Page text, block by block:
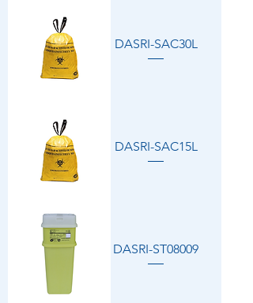
DASRI-SAC30L
DASRI-SAC15L
DASRI-ST08009